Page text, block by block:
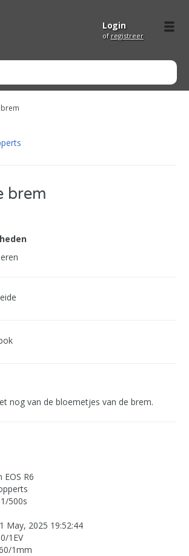
Login
of registreer
brem
nog van de bloemetjes van de brem.
EOS R6
500s
May, 2025 19:52:44
1EV
1mm